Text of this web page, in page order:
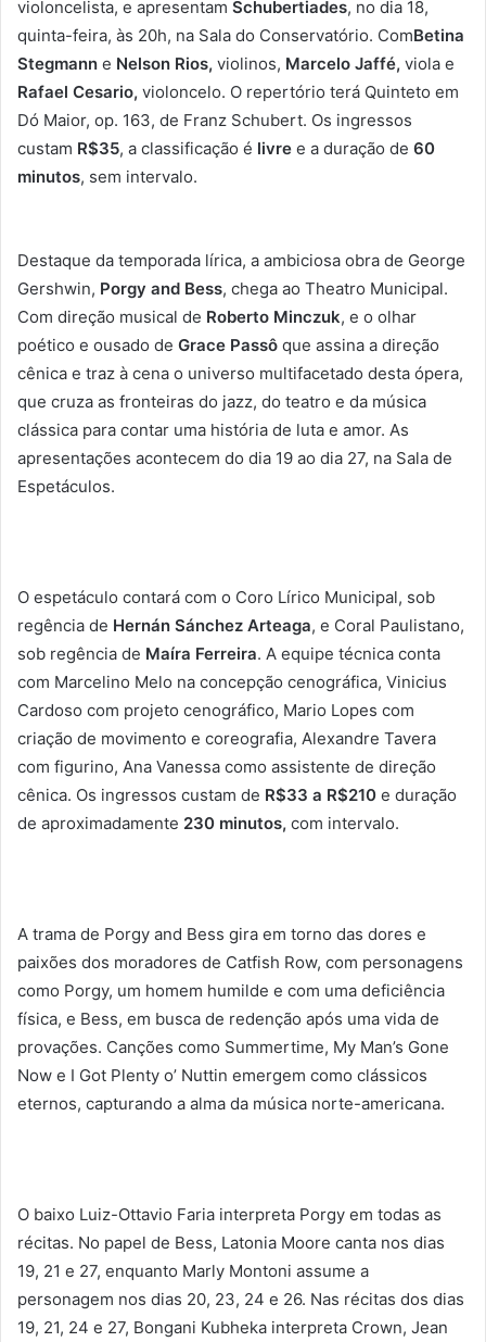
violoncelista, e apresentam Schubertiades, no dia 18,
quinta-feira, às 20h, na Sala do Conservatório. ComBetina
Stegmann e Nelson Rios, violinos, Marcelo Jaffé, viola e
Rafael Cesario, violoncelo. O repertório terá Quinteto em
Dó Maior, op. 163, de Franz Schubert. Os ingressos
custam R$35, a classificação é livre e a duração de 60
minutos, sem intervalo.
Destaque da temporada lírica, a ambiciosa obra de George
Gershwin, Porgy and Bess, chega ao Theatro Municipal.
Com direção musical de Roberto Minczuk, e o olhar
poético e ousado de Grace Passô que assina a direção
cênica e traz à cena o universo multifacetado desta ópera,
que cruza as fronteiras do jazz, do teatro e da música
clássica para contar uma história de luta e amor. As
apresentações acontecem do dia 19 ao dia 27, na Sala de
Espetáculos.
O espetáculo contará com o Coro Lírico Municipal, sob
regência de Hernán Sánchez Arteaga, e Coral Paulistano,
sob regência de Maíra Ferreira. A equipe técnica conta
com Marcelino Melo na concepção cenográfica, Vinicius
Cardoso com projeto cenográfico, Mario Lopes com
criação de movimento e coreografia, Alexandre Tavera
com figurino, Ana Vanessa como assistente de direção
cênica. Os ingressos custam de R$33 a R$210 e duração
de aproximadamente 230 minutos, com intervalo.
A trama de Porgy and Bess gira em torno das dores e
paixões dos moradores de Catfish Row, com personagens
como Porgy, um homem humilde e com uma deficiência
física, e Bess, em busca de redenção após uma vida de
provações. Canções como Summertime, My Man’s Gone
Now e I Got Plenty o’ Nuttin emergem como clássicos
eternos, capturando a alma da música norte-americana.
O baixo Luiz-Ottavio Faria interpreta Porgy em todas as
récitas. No papel de Bess, Latonia Moore canta nos dias
19, 21 e 27, enquanto Marly Montoni assume a
personagem nos dias 20, 23, 24 e 26. Nas récitas dos dias
19, 21, 24 e 27, Bongani Kubheka interpreta Crown, Jean